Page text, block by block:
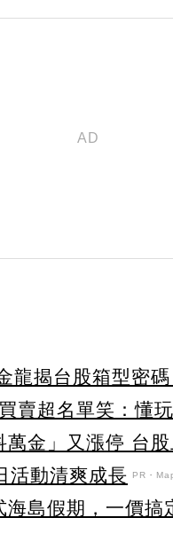
龍揭台股箱型密
賣超名單笑：懂玩
萬金」又漲停 台
活動清爽成長
PR・
島假期，一價搞